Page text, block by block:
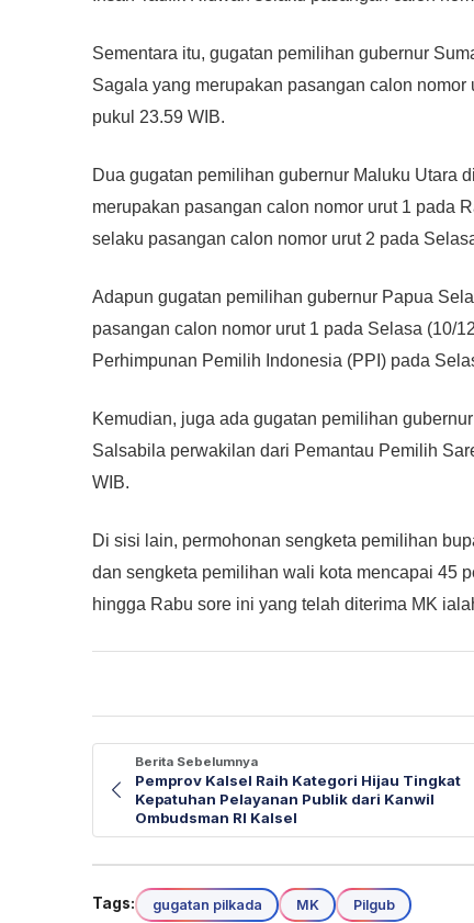
Sementara itu, gugatan pemilihan gubernur
Sagala yang merupakan pasangan calon
pukul 23.59 WIB.
Dua gugatan pemilihan gubernur Maluku Utara
merupakan pasangan calon nomor urut 1 pada
selaku pasangan calon nomor urut 2 pada
Adapun gugatan pemilihan gubernur Papua
pasangan calon nomor urut 1 pada Selasa (10/
Perhimpunan Pemilih Indonesia (PPI) pada
Kemudian, juga ada gugatan pemilihan
Salsabila perwakilan dari Pemantau Pemilih
WIB.
Di sisi lain, permohonan sengketa pemilihan
dan sengketa pemilihan wali kota mencapai 45
hingga Rabu sore ini yang telah diterima MK
Berita Sebelumnya
Pemprov Kalsel Raih Kategori Hijau Tingkat
Kepatuhan Pelayanan Publik dari Kanwil
Ombudsman RI Kalsel
Tags: gugatan pilkada MK Pilgub